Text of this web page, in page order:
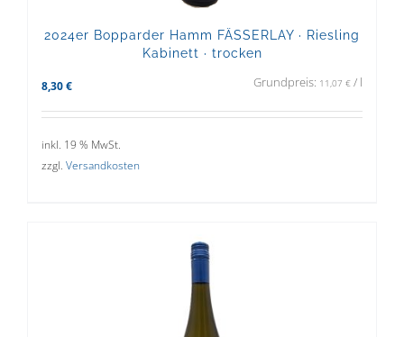
2024er Bopparder Hamm FÄSSERLAY · Riesling
Kabinett · trocken
8,30 € Grundpreis: 11,07 € / l
inkl. 19 % MwSt.
zzgl. Versandkosten